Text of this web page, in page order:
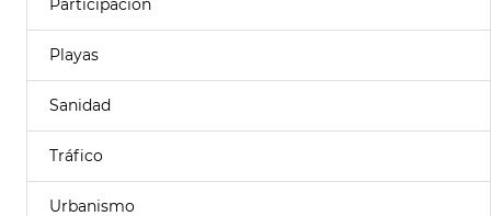
Playas
Sanidad
Tráfico
Urbanismo